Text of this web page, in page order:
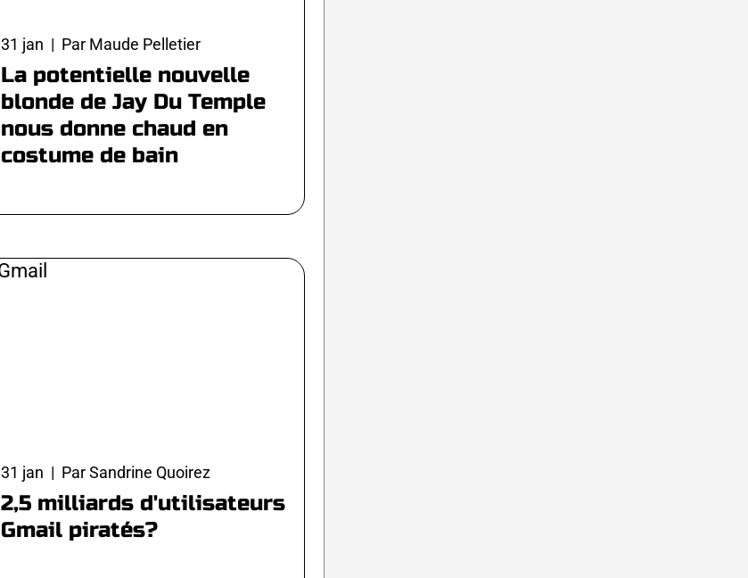
31 jan | Par Maude Pelletier
La potentielle nouvelle
blonde de Jay Du Temple
nous donne chaud en
costume de bain
31 jan | Par Sandrine Quoirez
2,5 milliards d'utilisateurs
Gmail piratés?